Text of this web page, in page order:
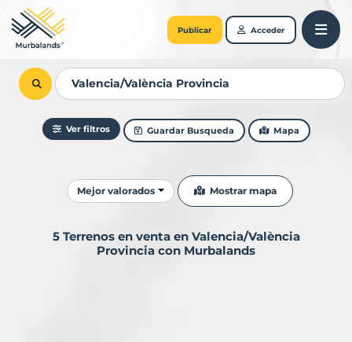
Publicar Acceder
Ver filtros Guardar Busqueda Mapa
Ordenar resultados
Mejor valorados Mostrar mapa
5 Terrenos en venta en Valencia/València
Provincia con Murbalands